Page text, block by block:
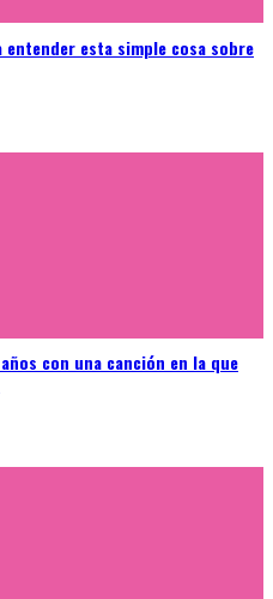
entender esta simple cosa sobre
con una canción en la que